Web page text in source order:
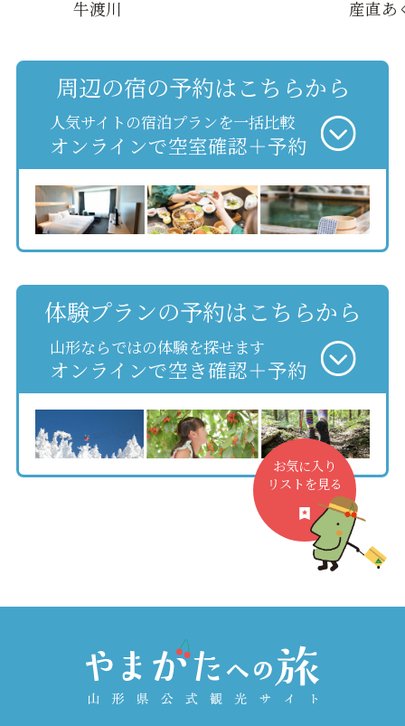
牛渡川 産直あ
周辺の宿の予約はこちらから
人気サイトの宿泊プランを一括比較
オンラインで空室確認＋予約
体験プランの予約はこちらから
山形ならではの体験を探せます
オンラインで空き確認＋予約
お気に入り
リストを見る